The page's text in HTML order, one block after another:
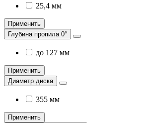
25,4 мм
Применить
Глубина пропила 0°
до 127 мм
Применить
Диаметр диска
355 мм
Применить